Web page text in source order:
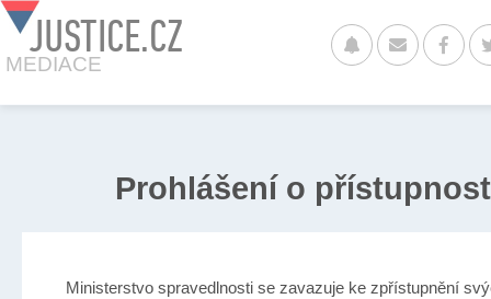
JUSTICE.CZ
MEDIACE
Prohlášení o
Ministerstvo spravedlnosti se zavazuje ke zpřístupnění